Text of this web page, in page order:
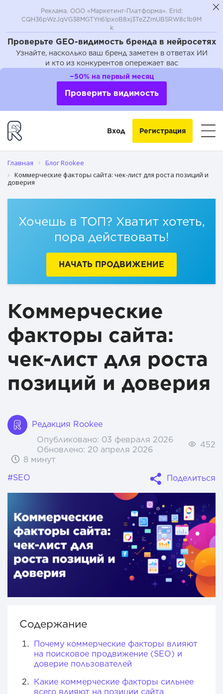
Проверьте GEO-видимость бренда в нейросетях
Узнайте, насколько ваш бренд заметен в ответах ИИ
и кто из конкурентов опережает вас
Реклама. ООО «Маркетинг-Платформа». Erid:
CQH36pWzJqVG38MGTYn61pxoB8xj3TeZZmUB5RW8c1b9M
k
−50% на первый месяц
Проверить видимость
Вход Регистрация
Главная
Блог Rookee
Коммерческие факторы сайта: чек-лист для роста позиций и
доверия
Хочешь в ТОП? Хватит хотеть,
пора действовать!
НАЧАТЬ ПРОДВИЖЕНИЕ
Коммерческие
факторы сайта:
чек-лист для роста
позиций и доверия
Редакция Rookee
Опубликовано: 03 февраля 2026
Обновлено: 20 апреля 2026
452
8 минут
#SEO
Поделиться
Содержание
Почему коммерческие факторы влияют
на поисковое продвижение (SEO) и
доверие пользователей
Какие коммерческие факторы сильнее
всего влияют на позиции сайта
Почему коммерческие факторы влияют на поисковое
продвижение (SEO) и доверие пользователей
позиции сайта
Чек-лист коммерческих факторов для роста позиций и
Как коммерческие факторы влияют на доверие Яндекса
и Google
Часто задаваемые вопросы о коммерческих факторах
Заключение: почему коммерческие факторы стали
обязательной частью SEO